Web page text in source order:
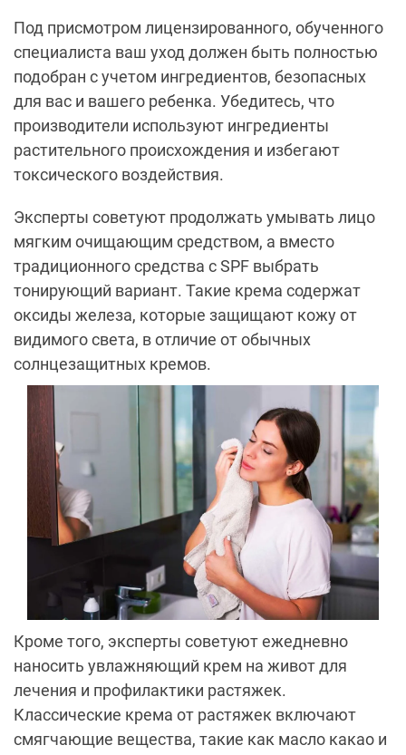
Под присмотром лицензированного, обученного
специалиста ваш уход должен быть полностью
подобран с учетом ингредиентов, безопасных
для вас и вашего ребенка. Убедитесь, что
производители используют ингредиенты
растительного происхождения и избегают
токсического воздействия.
Эксперты советуют продолжать умывать лицо
мягким очищающим средством, а вместо
традиционного средства с SPF выбрать
тонирующий вариант. Такие крема содержат
оксиды железа, которые защищают кожу от
видимого света, в отличие от обычных
солнцезащитных кремов.
Кроме того, эксперты советуют ежедневно
наносить увлажняющий крем на живот для
лечения и профилактики растяжек.
Классические крема от растяжек включают
смягчающие вещества, такие как масло какао и